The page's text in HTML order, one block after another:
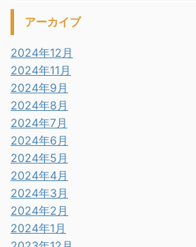
アーカイブ
2024年12月
2024年11月
2024年9月
2024年8月
2024年7月
2024年6月
2024年5月
2024年4月
2024年3月
2024年2月
2024年1月